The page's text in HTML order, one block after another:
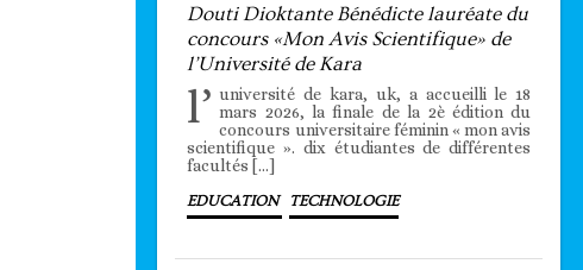
Douti Dioktante Bénédicte lauréate du
concours «Mon Avis Scientifique» de
l’Université de Kara
l’ université de kara, uk, a accueilli le 18
mars 2026, la finale de la 2è édition du
concours universitaire féminin « mon avis
scientifique ». dix étudiantes de différentes
facultés […]
EDUCATION TECHNOLOGIE